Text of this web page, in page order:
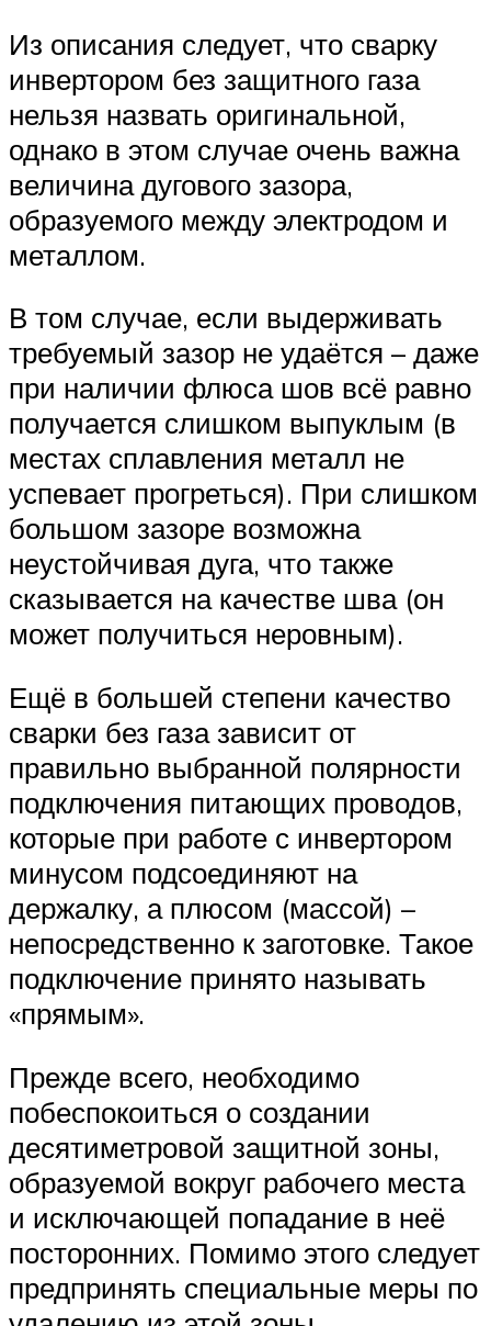
Из описания следует, что сварку
инвертором без защитного газа
нельзя назвать оригинальной,
однако в этом случае очень важна
величина дугового зазора,
образуемого между электродом и
металлом.
В том случае, если выдерживать
требуемый зазор не удаётся – даже
при наличии флюса шов всё равно
получается слишком выпуклым (в
местах сплавления металл не
успевает прогреться). При слишком
большом зазоре возможна
неустойчивая дуга, что также
сказывается на качестве шва (он
может получиться неровным).
Ещё в большей степени качество
сварки без газа зависит от
правильно выбранной полярности
подключения питающих проводов,
которые при работе с инвертором
минусом подсоединяют на
держалку, а плюсом (массой) –
непосредственно к заготовке. Такое
подключение принято называть
«прямым».
Прежде всего, необходимо
побеспокоиться о создании
десятиметровой защитной зоны,
образуемой вокруг рабочего места
и исключающей попадание в неё
посторонних. Помимо этого следует
предпринять специальные меры по